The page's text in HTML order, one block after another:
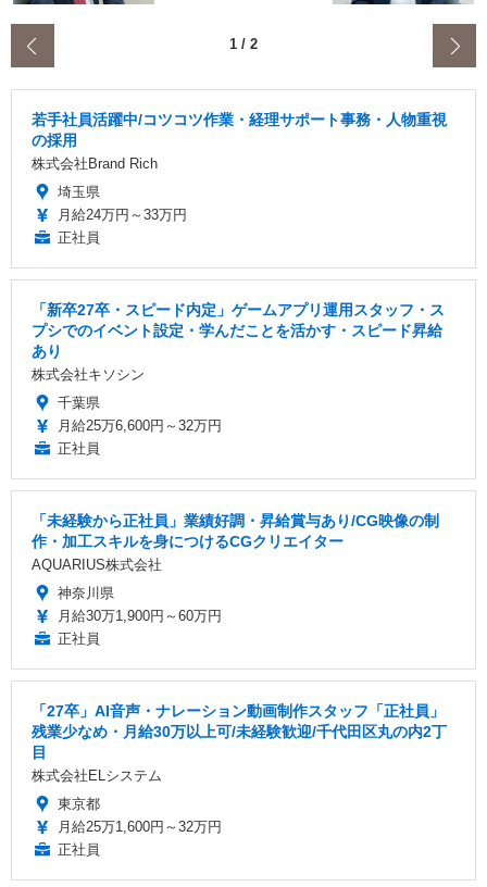
1 / 2
若手社員活躍中/コツコツ作業・経理サポート事務・人物重視
の採用
株式会社Brand Rich
埼玉県
月給24万円～33万円
正社員
「新卒27卒・スピード内定」ゲームアプリ運用スタッフ・ス
プシでのイベント設定・学んだことを活かす・スピード昇給
あり
株式会社キソシン
千葉県
月給25万6,600円～32万円
正社員
「未経験から正社員」業績好調・昇給賞与あり/CG映像の制
作・加工スキルを身につけるCGクリエイター
AQUARIUS株式会社
神奈川県
月給30万1,900円～60万円
正社員
「27卒」AI音声・ナレーション動画制作スタッフ「正社員」
残業少なめ・月給30万以上可/未経験歓迎/千代田区丸の内2丁
目
株式会社ELシステム
東京都
月給25万1,600円～32万円
正社員